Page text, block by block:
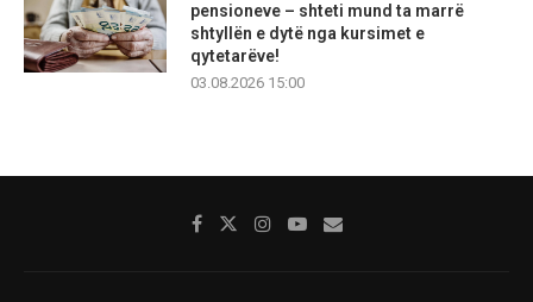
pensioneve – shteti mund ta marrë
shtyllën e dytë nga kursimet e
qytetarëve!
03.08.2026 15:00